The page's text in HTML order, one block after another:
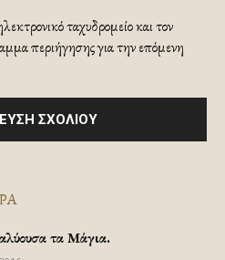
ταχυδρομείο και τον
περιήγησης για την επόμενη
τα Μάγια.